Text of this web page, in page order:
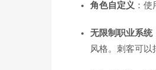
角色自定义 ：
无限制职业系统
风格。刺客可